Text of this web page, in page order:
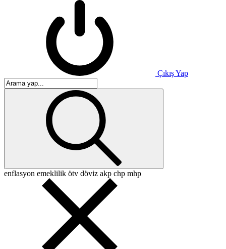
Çıkış Yap
enflasyon emeklilik ötv döviz akp chp mhp